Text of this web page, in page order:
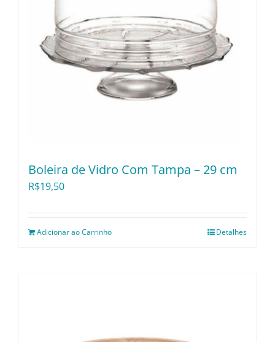
Boleira de Vidro Com Tampa – 29 cm
R$19,50
Adicionar ao Carrinho Detalhes